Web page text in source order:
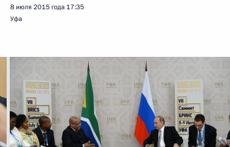
8 июля 2015 года 17:35
Уфа